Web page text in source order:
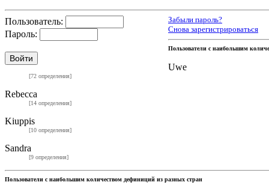
Пользователь:
Пароль:
Забыли пароль?
Снова зарегистрироваться
Пользователи с наибольшим
Uwe
[72 определения]
Rebecca
[14 определения]
Kiuppis
[10 определения]
Sandra
[9 определения]
Пользователи с наибольшим количеством дефиниций из разных стран